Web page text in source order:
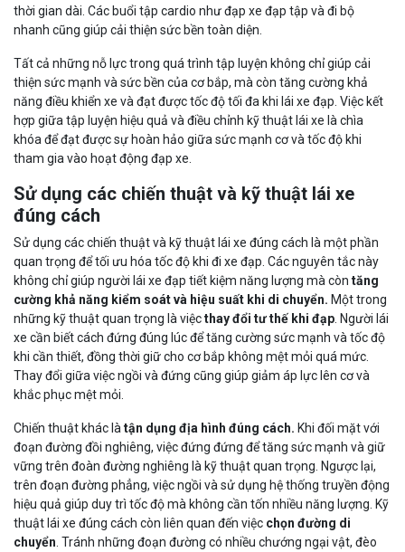
thời gian dài. Các buổi tập cardio như đạp xe đạp tập và đi bộ
nhanh cũng giúp cải thiện sức bền toàn diện.
Tất cả những nỗ lực trong quá trình tập luyện không chỉ giúp cải
thiện sức mạnh và sức bền của cơ bắp, mà còn tăng cường khả
năng điều khiển xe và đạt được tốc độ tối đa khi lái xe đạp. Việc kết
hợp giữa tập luyện hiệu quả và điều chỉnh kỹ thuật lái xe là chìa
khóa để đạt được sự hoàn hảo giữa sức mạnh cơ và tốc độ khi
tham gia vào hoạt động đạp xe.
Sử dụng các chiến thuật và kỹ thuật lái xe
đúng cách
Sử dụng các chiến thuật và kỹ thuật lái xe đúng cách là một phần
quan trọng để tối ưu hóa tốc độ khi đi xe đạp. Các nguyên tắc này
không chỉ giúp người lái xe đạp tiết kiệm năng lượng mà còn tăng
cường khả năng kiểm soát và hiệu suất khi di chuyển. Một trong
những kỹ thuật quan trọng là việcthay đổi tư thế khi đạp . Người lái
xe cần biết cách đứng đúng lúc để tăng cường sức mạnh và tốc độ
khi cần thiết, đồng thời giữ cho cơ bắp không mệt mỏi quá mức.
Thay đổi giữa việc ngồi và đứng cũng giúp giảm áp lực lên cơ và
khắc phục mệt mỏi.
Chiến thuật khác là tận dụng địa hình đúng cách. Khi đối mặt với
đoạn đường đồi nghiêng, việc đứng đứng để tăng sức mạnh và giữ
vững trên đoàn đường nghiêng là kỹ thuật quan trọng. Ngược lại,
trên đoạn đường phẳng, việc ngồi và sử dụng hệ thống truyền động
hiệu quả giúp duy trì tốc độ mà không cần tốn nhiều năng lượng. Kỹ
thuật lái xe đúng cách còn liên quan đến việc chọn đường di
chuyển . Tránh những đoạn đường có nhiều chướng ngại vật, đèo